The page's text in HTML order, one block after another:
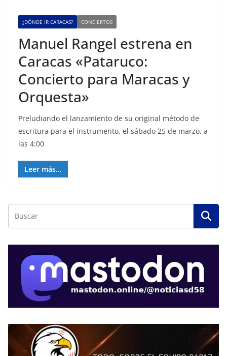
¿DÓNDE IR CARACAS? CONCIERTOS
Manuel Rangel estrena en
Caracas «Pataruco:
Concierto para Maracas y
Orquesta»
Preludiando el lanzamiento de su original método de
escritura para el instrumento, el sábado 25 de marzo, a
las 4:00
Leer más...